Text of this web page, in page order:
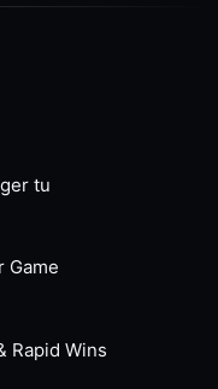
tu
Game
Rapid Wins